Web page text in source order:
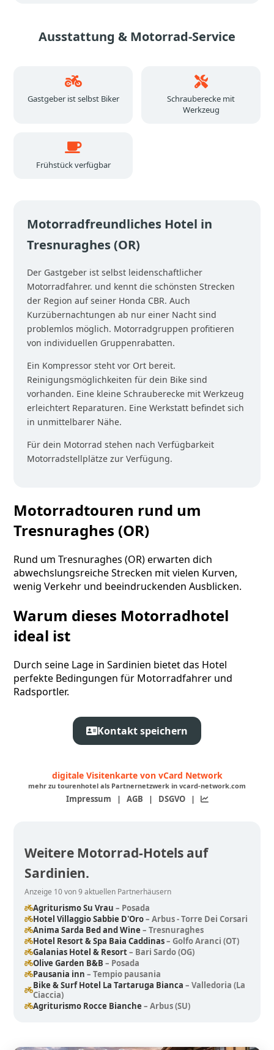
Ausstattung & Motorrad-Service
Gastgeber ist selbst Biker
Schrauberecke mit
Werkzeug
Frühstück verfügbar
Motorradfreundliches Hotel in
Tresnuraghes (OR)
Der Gastgeber ist selbst leidenschaftlicher
Motorradfahrer. und kennt die schönsten Strecken
der Region auf seiner Honda CBR. Auch
Kurzübernachtungen ab nur einer Nacht sind
problemlos möglich. Motorradgruppen profitieren
von individuellen Gruppenrabatten.
Ein Kompressor steht vor Ort bereit.
Reinigungsmöglichkeiten für dein Bike sind
vorhanden. Eine kleine Schrauberecke mit Werkzeug
erleichtert Reparaturen. Eine Werkstatt befindet sich
in unmittelbarer Nähe.
Für dein Motorrad stehen nach Verfügbarkeit
Motorradstellplätze zur Verfügung.
Motorradtouren rund um
Tresnuraghes (OR)
Rund um Tresnuraghes (OR) erwarten dich
abwechslungsreiche Strecken mit vielen Kurven,
wenig Verkehr und beeindruckenden Ausblicken.
Warum dieses Motorradhotel
ideal ist
Durch seine Lage in Sardinien bietet das Hotel
perfekte Bedingungen für Motorradfahrer und
Radsportler.
Kontakt speichern
digitale Visitenkarte von vCard Network
mehr zu tourenhotel als Partnernetzwerk in vcard-network.com
Impressum | AGB | DSGVO |
Weitere Motorrad-Hotels auf
Sardinien.
Anzeige 10 von 9 aktuellen Partnerhäusern
Agriturismo Su Vrau – Posada
Hotel Villaggio Sabbie D'Oro– Arbus - Torre Dei Corsari
Anima Sarda Bed and Wine – Tresnuraghes
Hotel Resort & Spa Baia Caddinas– Golfo Aranci (OT)
Galanias Hotel & Resort– Bari Sardo (OG)
Olive Garden B&B – Posada
Pausania inn – Tempio pausania
Bike & Surf Hotel La Tartaruga Bianca – Valledoria (La
Ciaccia)
Agriturismo Rocce Bianche – Arbus (SU)